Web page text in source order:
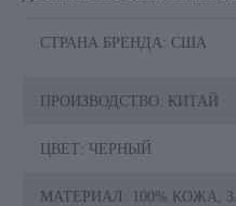
СТРАНА БРЕНДА: США
ПРОИЗВОДСТВО: КИТАЙ
ЦВЕТ: ЧЕРНЫЙ
МАТЕРИАЛ: 100%